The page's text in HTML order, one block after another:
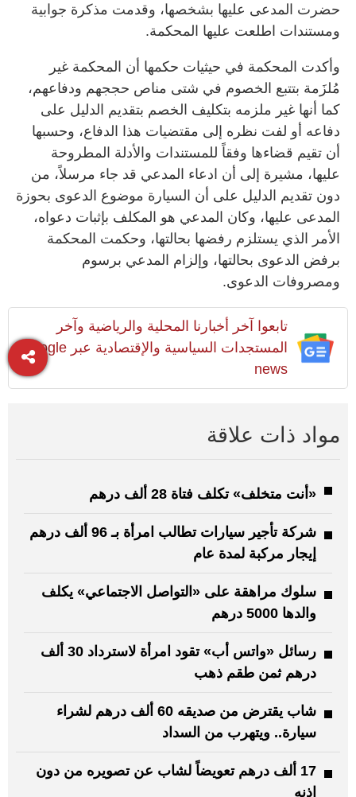
حضرت المدعى عليها بشخصها، وقدمت مذكرة جوابية
ومستندات اطلعت عليها المحكمة.
وأكدت المحكمة في حيثيات حكمها أن المحكمة غير
مُلزَمة بتتبع الخصوم في شتى مناص حججهم ودفاعهم،
كما أنها غير ملزمه بتكليف الخصم بتقديم الدليل على
دفاعه أو لفت نظره إلى مقتضيات هذا الدفاع، وحسبها
أن تقيم قضاءها وفقاً للمستندات والأدلة المطروحة
عليها، مشيرة إلى أن ادعاء المدعي قد جاء مرسلاً، من
دون تقديم الدليل على أن السيارة موضوع الدعوى بحوزة
المدعى عليها، وكان المدعي هو المكلف بإثبات دعواه،
الأمر الذي يستلزم رفضها بحالتها، وحكمت المحكمة
برفض الدعوى بحالتها، وإلزام المدعي برسوم
ومصروفات الدعوى.
تابعوا آخر أخبارنا المحلية والرياضية وآخر
المستجدات السياسية والإقتصادية عبر Google
news
مواد ذات علاقة
«أنت متخلف» تكلف فتاة 28 ألف درهم
شركة تأجير سيارات تطالب امرأة بـ 96 ألف درهم
إيجار مركبة لمدة عام
سلوك مراهقة على «التواصل الاجتماعي» يكلف
والدها 5000 درهم
رسائل «واتس أب» تقود امرأة لاسترداد 30 ألف
درهم ثمن طقم ذهب
شاب يقترض من صديقه 60 ألف درهم لشراء
سيارة.. ويتهرب من السداد
17 ألف درهم تعويضاً لشاب عن تصويره من دون
إذنه